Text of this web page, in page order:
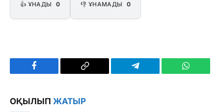
👍 ҰНАДЫ 0 👎 ҰНАМАДЫ 0
Facebook
Copy
Telegram
ОҚЫЛЫП ЖАТЫР